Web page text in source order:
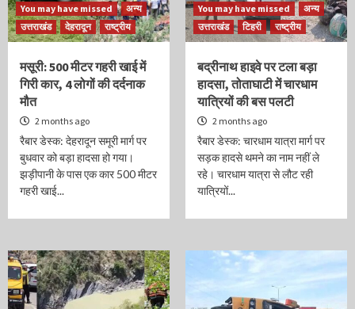
You may have missed
अन्य
उत्तराखंड
देहरादून राष्ट्रीय
मसूरी: 500 मीटर गहरी खाई में
गिरी कार, 4 लोगों की दर्दनाक
मौत
2 months ago
रैबार डेस्क: देहरादून समूरी मार्ग पर
बुधवार को बड़ा हादसा हो गया।
झड़ीपानी के पास एक कार 500 मीटर
गहरी खाई...
You may have missed
अन्य
उत्तराखंड
टिहरी राष्ट्रीय
बद्रीनाथ हाइवे पर टला बड़ा
हादसा, तोताघाटी में चारधाम
यात्रियों की बस पलटी
2 months ago
रैबार डेस्क: चारधाम यात्रा मार्ग पर
सड़क हादसे थमने का नाम नहीं ले
रहे। चारधाम यात्रा से लौट रही
यात्रियों...